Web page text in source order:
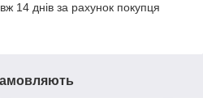
14 днів за рахунок покупця